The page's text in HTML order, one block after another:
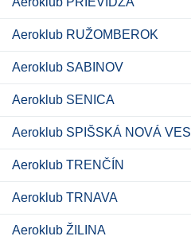
Aeroklub RUŽOMBEROK
Aeroklub SABINOV
Aeroklub SENICA
Aeroklub SPIŠSKÁ NOVÁ VES
Aeroklub TRENČÍN
Aeroklub TRNAVA
Aeroklub ŽILINA